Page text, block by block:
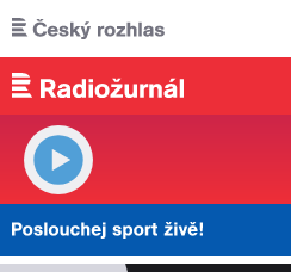
Přejít k hlavnímu obsahu